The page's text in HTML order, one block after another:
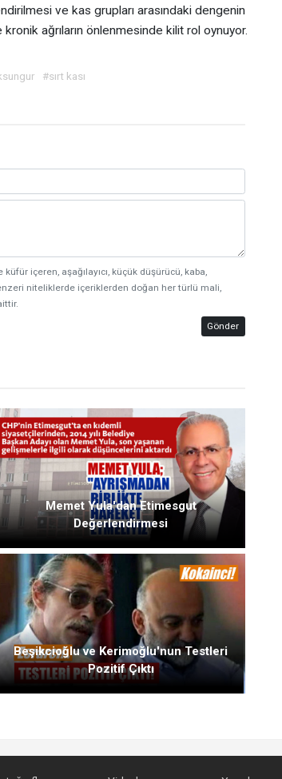
ve kas grupları arasındaki dengenin
ağrıların önlenmesinde kilit rol oynuyor.
#sırt kası
içeren, aşağılayıcı, küçük düşürücü, kaba,
niteliklerde içeriklerden doğan her türlü mali,
Gönder
Memet Yula'dan Etimesgut
Değerlendirmesi
Beşikcioğlu ve Kerimoğlu'nun Testleri
Pozitif Çıktı